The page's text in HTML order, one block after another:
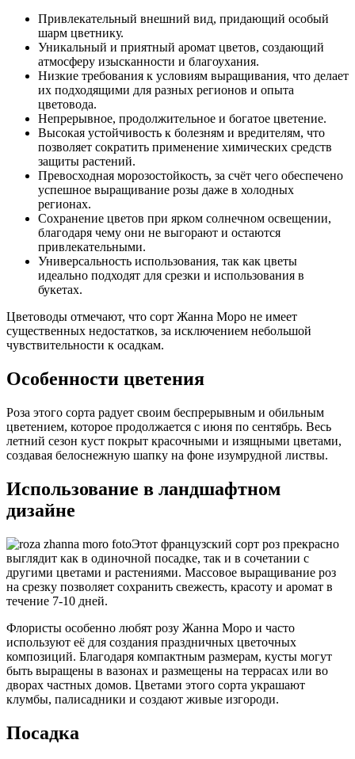
Привлекательный внешний вид, придающий особый
шарм цветнику.
Уникальный и приятный аромат цветов, создающий
атмосферу изысканности и благоухания.
Низкие требования к условиям выращивания, что делает
их подходящими для разных регионов и опыта
цветовода.
Непрерывное, продолжительное и богатое цветение.
Высокая устойчивость к болезням и вредителям, что
позволяет сократить применение химических средств
защиты растений.
Превосходная морозостойкость, за счёт чего обеспечено
успешное выращивание розы даже в холодных
регионах.
Сохранение цветов при ярком солнечном освещении,
благодаря чему они не выгорают и остаются
привлекательными.
Универсальность использования, так как цветы
идеально подходят для срезки и использования в
букетах.
Цветоводы отмечают, что сорт Жанна Моро не имеет
существенных недостатков, за исключением небольшой
чувствительности к осадкам.
Особенности цветения
Роза этого сорта радует своим беспрерывным и обильным
цветением, которое продолжается с июня по сентябрь. Весь
летний сезон куст покрыт красочными и изящными цветами,
создавая белоснежную шапку на фоне изумрудной листвы.
Использование в ландшафтном
дизайне
Этот французский сорт роз прекрасно
выглядит как в одиночной посадке, так и в сочетании с
другими цветами и растениями. Массовое выращивание роз
на срезку позволяет сохранить свежесть, красоту и аромат в
течение 7-10 дней.
Флористы особенно любят розу Жанна Моро и часто
используют её для создания праздничных цветочных
композиций. Благодаря компактным размерам, кусты могут
быть выращены в вазонах и размещены на террасах или во
дворах частных домов. Цветами этого сорта украшают
клумбы, палисадники и создают живые изгороди.
Посадка